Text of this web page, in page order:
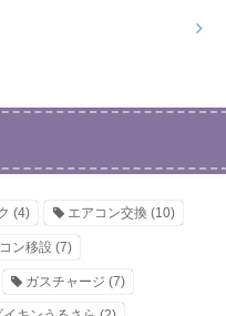
(4) エアコン交換 (10)
ン移設 (7)
ガスチャージ (7)